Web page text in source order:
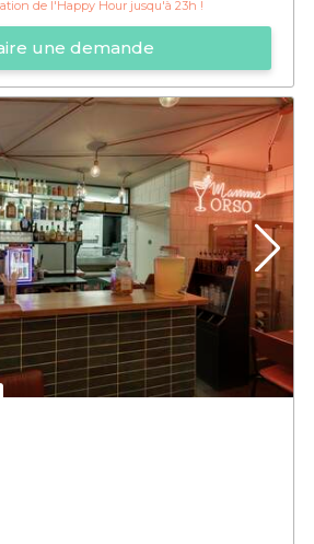
de l'Happy Hour jusqu'à 23h !
une demande